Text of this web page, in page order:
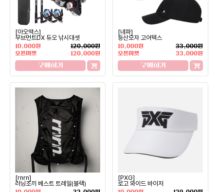
[아오맥스]
무브먼트DX 듀오 낚시대셋
10,000원
120,000원
오픈마켓
120,000원
구매하기
[네파]
등산모자 고어텍스
10,000원
33,000원
오픈마켓
33,000원
구매하기
[rnrn]
러닝조끼 베스트 트레일(블랙)
[PXG]
로고 와이드 바이저